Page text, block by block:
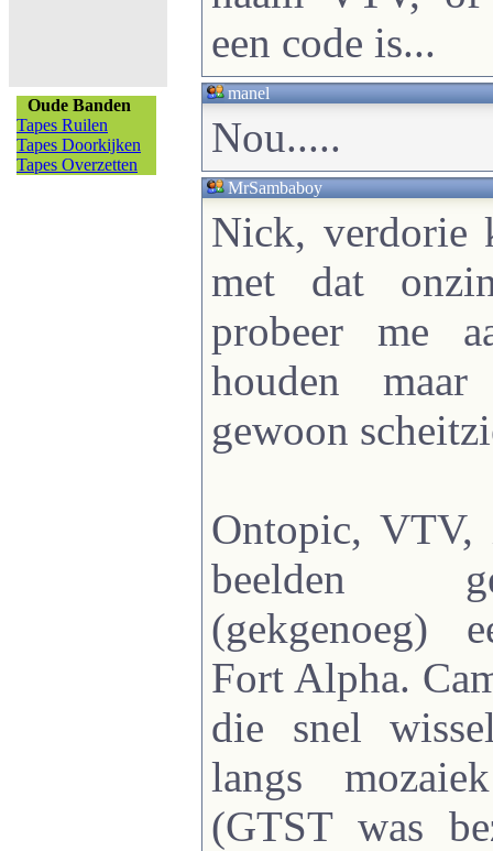
Oude Banden
Tapes Ruilen
Tapes Doorkijken
Tapes Overzetten
een code is...
manel
Nou.....
MrSambaboy
Nick, verdorie
met dat
probeer me
houden
gewoon
Ontopic,
beelden
(gekgenoeg)
Fort Alpha.
die snel
langs
(GTST was